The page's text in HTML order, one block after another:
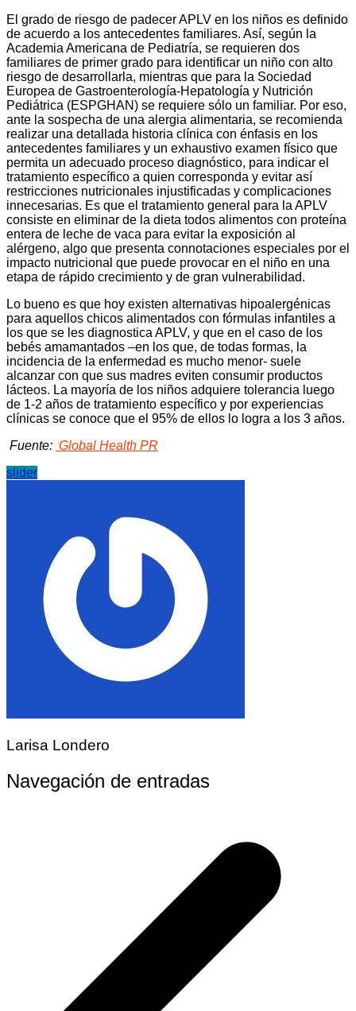
El grado de riesgo de padecer APLV en los niños es definido
de acuerdo a los antecedentes familiares. Así, según la
Academia Americana de Pediatría, se requieren dos
familiares de primer grado para identificar un niño con alto
riesgo de desarrollarla, mientras que para la Sociedad
Europea de Gastroenterología-Hepatología y Nutrición
Pediátrica (ESPGHAN) se requiere sólo un familiar. Por eso,
ante la sospecha de una alergia alimentaria, se recomienda
realizar una detallada historia clínica con énfasis en los
antecedentes familiares y un exhaustivo examen físico que
permita un adecuado proceso diagnóstico, para indicar el
tratamiento específico a quien corresponda y evitar así
restricciones nutricionales injustificadas y complicaciones
innecesarias. Es que el tratamiento general para la APLV
consiste en eliminar de la dieta todos alimentos con proteína
entera de leche de vaca para evitar la exposición al
alérgeno, algo que presenta connotaciones especiales por el
impacto nutricional que puede provocar en el niño en una
etapa de rápido crecimiento y de gran vulnerabilidad.
Lo bueno es que hoy existen alternativas hipoalergénicas
para aquellos chicos alimentados con fórmulas infantiles a
los que se les diagnostica APLV, y que en el caso de los
bebés amamantados –en los que, de todas formas, la
incidencia de la enfermedad es mucho menor- suele
alcanzar con que sus madres eviten consumir productos
lácteos. La mayoría de los niños adquiere tolerancia luego
de 1-2 años de tratamiento específico y por experiencias
clínicas se conoce que el 95% de ellos lo logra a los 3 años.
Fuente: Global Health PR
slider
Larisa Londero
Navegación de entradas